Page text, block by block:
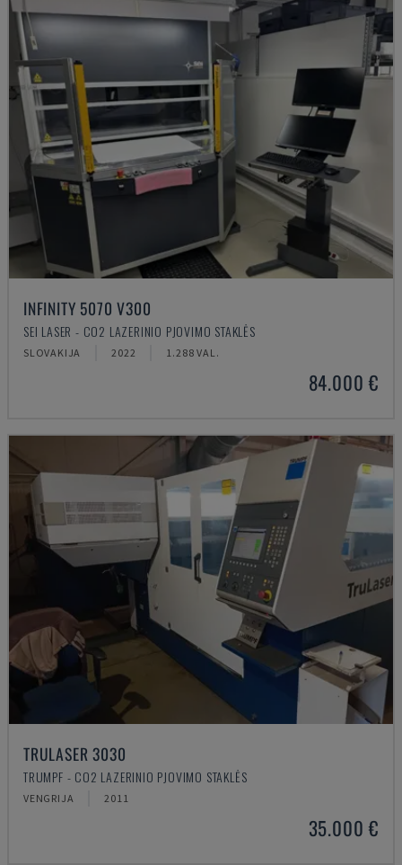
INFINITY 5070 V300
SEI LASER - CO2 LAZERINIO PJOVIMO STAKLĖS
SLOVAKIJA 2022 1.288 VAL.
84.000 €
TRULASER 3030
TRUMPF - CO2 LAZERINIO PJOVIMO STAKLĖS
VENGRIJA 2011
35.000 €